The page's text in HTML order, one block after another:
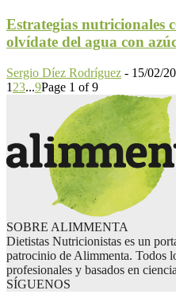
Estrategias nutricionales
olvídate del agua con
Sergio Díez Rodríguez - 15/02/
1 23...9Page 1 of 9
SOBRE ALIMMENTA
Dietistas Nutricionistas es un
patrocinio de Alimmenta. Todos
profesionales y basados en
SÍGUENOS